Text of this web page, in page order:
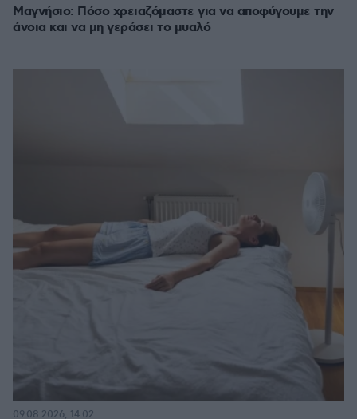
Μαγνήσιο: Πόσο χρειαζόμαστε για να αποφύγουμε την
άνοια και να μη γεράσει το μυαλό
09.08.2026, 14:02